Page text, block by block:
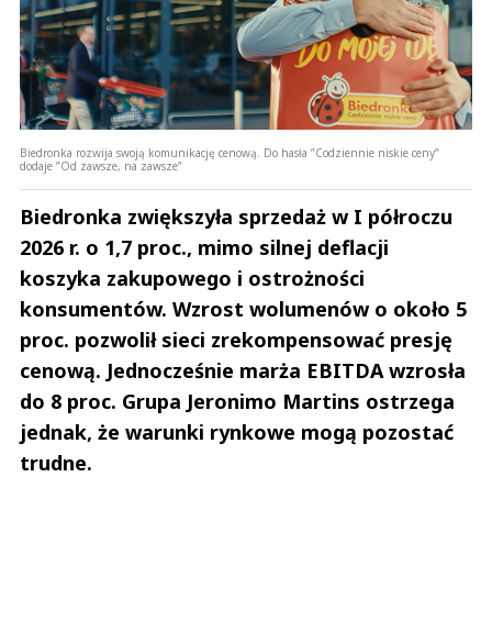
Biedronka rozwija swoją komunikację cenową. Do hasła ”Codziennie niskie ceny”
dodaje ”Od zawsze, na zawsze”
Biedronka zwiększyła sprzedaż w I półroczu
2026 r. o 1,7 proc., mimo silnej deflacji
koszyka zakupowego i ostrożności
konsumentów. Wzrost wolumenów o około 5
proc. pozwolił sieci zrekompensować presję
cenową. Jednocześnie marża EBITDA wzrosła
do 8 proc. Grupa Jeronimo Martins ostrzega
jednak, że warunki rynkowe mogą pozostać
trudne.